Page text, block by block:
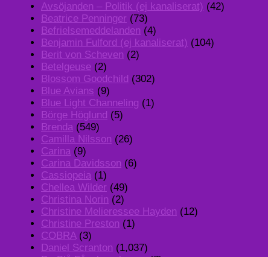
Avsöjanden – Politik (ej kanaliserat) (42)
Beatrice Penninger (73)
Befrielsemeddelanden (4)
Benjamin Fulford (ej kanaliserat) (104)
Berit von Scheven (2)
Betelgeuse (2)
Blossom Goodchild (302)
Blue Avians (9)
Blue Light Channeling (1)
Börge Höglund (5)
Brenda (549)
Camilla Nilsson (26)
Carina (9)
Carina Davidsson (6)
Cassiopeia (1)
Chellea Wilder (49)
Christina Norin (2)
Christine Melieressee Hayden (12)
Christine Preston (1)
COBRA(3)
Daniel Scranton (1,037)